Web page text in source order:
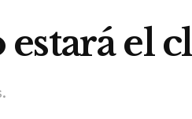
el